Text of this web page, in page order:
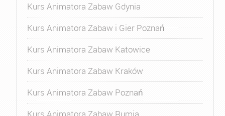
Kurs Animatora Zabaw Gdynia
Kurs Animatora Zabaw i Gier Poznań
Kurs Animatora Zabaw Katowice
Kurs Animatora Zabaw Kraków
Kurs Animatora Zabaw Poznań